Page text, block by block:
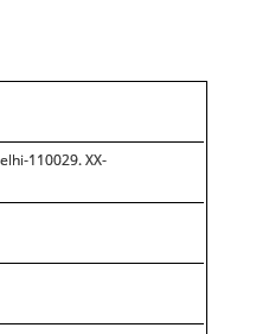
110029. XX-